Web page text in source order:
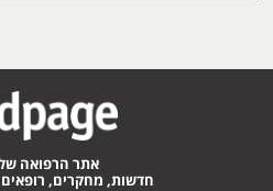
אתר הרפואה
חדשות, מחקרים,